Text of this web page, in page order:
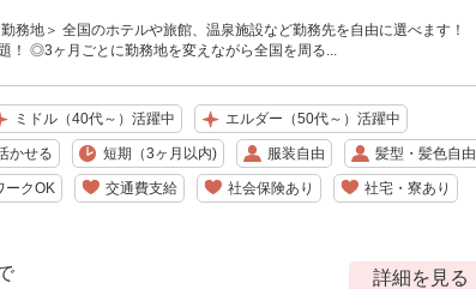
務地＞ 全国のホテルや旅館、温泉施設など勤務先を自由に選べます！
！ ◎3ヶ月ごとに勤務地を変えながら全国を周る...
ミドル（40代～）活躍中 エルダー（50代～）活躍中
かせる 短期（3ヶ月以内) 服装自由 髪型・髪色自由
ークOK 交通費支給 社会保険あり 社宅・寮あり
詳細を見る